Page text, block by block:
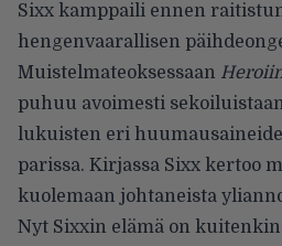
Sixx kamppaili ennen
hengenvaarallisen
Muistelmateoksessaan
puhuu avoimesti
lukuisten eri
parissa. Kirjassa Sixx kertoo
kuolemaan johtaneista
Nyt Sixxin elämä on